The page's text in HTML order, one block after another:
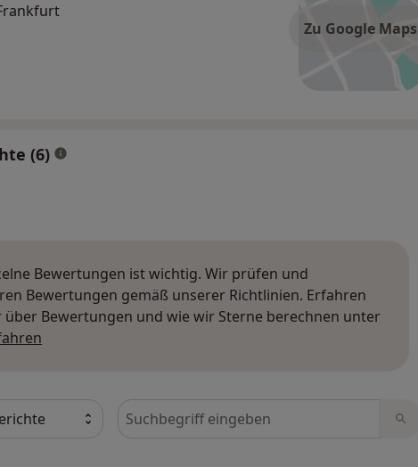
Zu Google Maps
(6)
Bewertungen ist wichtig. Wir prüfen und
Bewertungen gemäß unserer Richtlinien. Erfahren
über Bewertungen und wie wir Sterne berechnen unter
Bewertungen durchsuchen